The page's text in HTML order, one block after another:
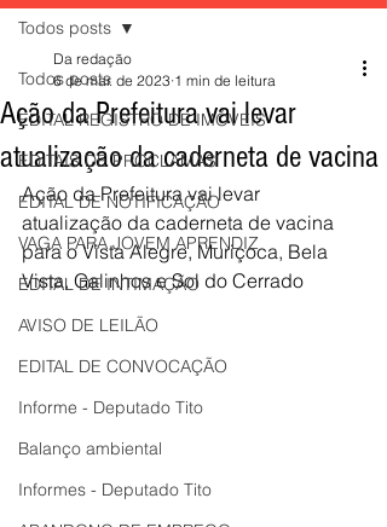
Todos posts
EDITAL REGISTRO DE IMÓVEIS
EDITAIS DE PROCLAMAS
EDITAL DE NOTIFICAÇÃO
VAGA PARA JOVEM APRENDIZ
EDITAL DE INTIMAÇÃO
AVISO DE LEILÃO
EDITAL DE CONVOCAÇÃO
Informe - Deputado Tito
Balanço ambiental
Informes - Deputado Tito
Todos posts
Ação da Prefeitura vai levar
atualização da caderneta de vacina
Da redação
6 de mar. de 2023 1 min de leitura
Ação da Prefeitura vai levar
atualização da caderneta de vacina
para o Vista Alegre, Muriçoca, Bela
Vista, Galinhos e Sol do Cerrado